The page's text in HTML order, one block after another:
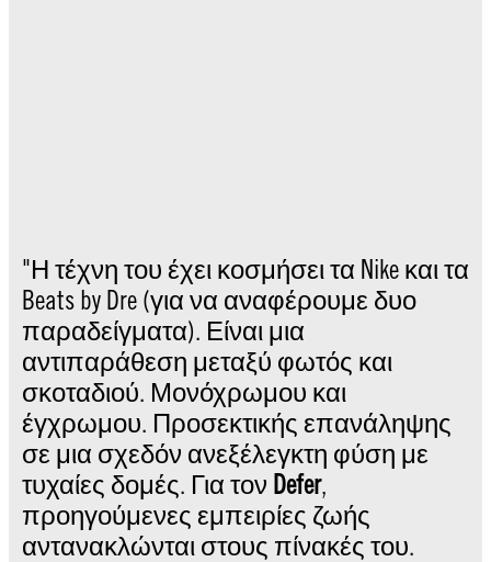
"Η τέχνη του έχει κοσμήσει τα Nike και τα
Beats by Dre (για να αναφέρουμε δυο
παραδείγματα). Είναι μια
αντιπαράθεση μεταξύ φωτός και
σκοταδιού. Μονόχρωμου και
έγχρωμου. Προσεκτικής επανάληψης
σε μια σχεδόν ανεξέλεγκτη φύση με
τυχαίες δομές. Για τον Defer,
προηγούμενες εμπειρίες ζωής
αντανακλώνται στους πίνακές του.